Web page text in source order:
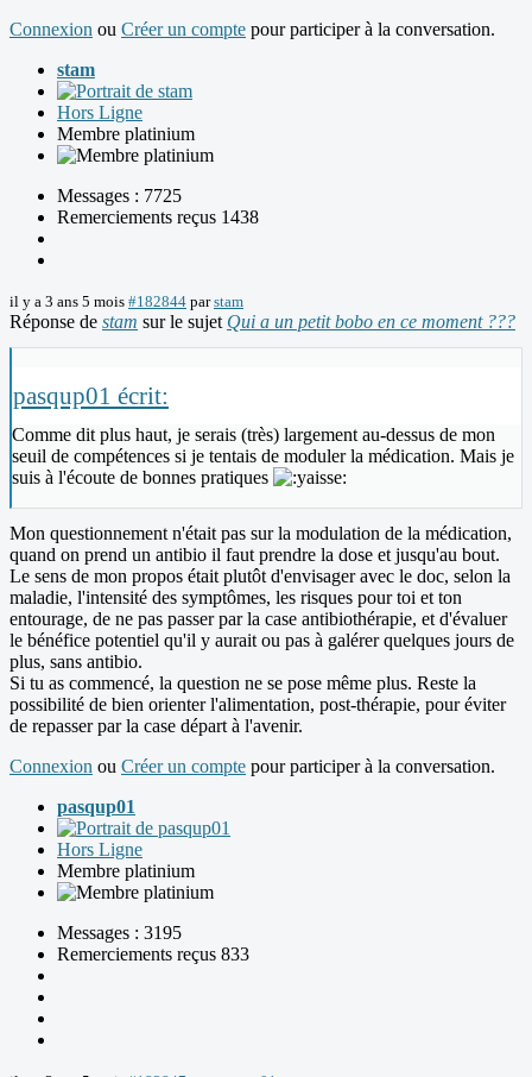
Connexion ou Créer un compte pour participer à la conversation.
stam
Hors Ligne
Membre platinium
Messages : 7725
Remerciements reçus 1438
il y a 3 ans 5 mois #182844 parstam
Réponse de stam sur le sujet Qui a un petit bobo en ce moment ???
pasqup01 écrit:
Comme dit plus haut, je serais (très) largement au-dessus de mon
seuil de compétences si je tentais de moduler la médication. Mais je
suis à l'écoute de bonnes pratiques
Mon questionnement n'était pas sur la modulation de la médication,
quand on prend un antibio il faut prendre la dose et jusqu'au bout.
Le sens de mon propos était plutôt d'envisager avec le doc, selon la
maladie, l'intensité des symptômes, les risques pour toi et ton
entourage, de ne pas passer par la case antibiothérapie, et d'évaluer
le bénéfice potentiel qu'il y aurait ou pas à galérer quelques jours de
plus, sans antibio.
Si tu as commencé, la question ne se pose même plus. Reste la
possibilité de bien orienter l'alimentation, post-thérapie, pour éviter
de repasser par la case départ à l'avenir.
Connexion ou Créer un compte pour participer à la conversation.
pasqup01
Hors Ligne
Membre platinium
Messages : 3195
Remerciements reçus 833